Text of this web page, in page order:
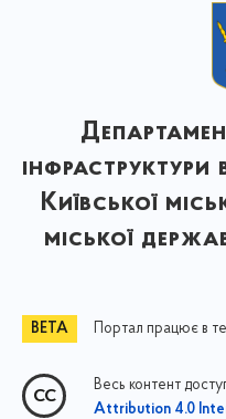
Київської
міської
Портал працює в
Весь контент
Attribution 4.0